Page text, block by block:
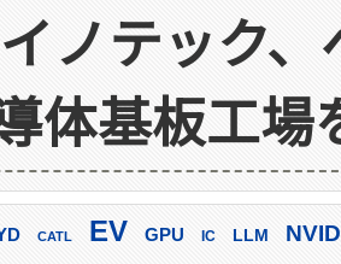
ノテック
体基板工場
CATL EV GPU IC LLM